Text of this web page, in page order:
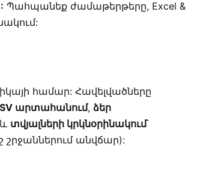
Պահպանեք ժամաթերթերը, Excel &
համար: Հավելվածները
արտահանում, ձեր
տվյալների կրկնօրինակում՝
շրջաններում անվճար):